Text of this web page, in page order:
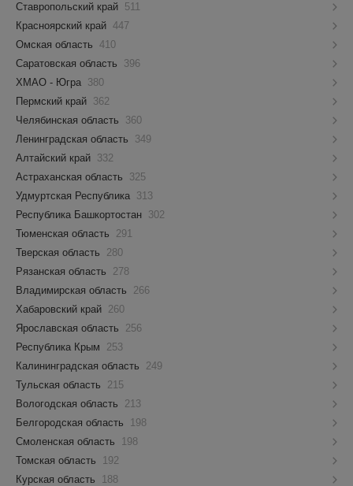
Ставропольский край 511
Красноярский край 447
Омская область 410
Саратовская область
396
ХМАО - Югра 380
Пермский край 362
Челябинская область
360
Ленинградская область
349
Алтайский край 332
Астраханская область
325
Удмуртская Республика 313
Республика Башкортостан 302
Тюменская область
291
Тверская область
280
Рязанская область
278
Владимирская область
266
Хабаровский край 260
Ярославская область
256
Республика Крым
253
Калининградская область
249
Тульская область
215
Вологодская область
213
Белгородская область
198
Смоленская область
198
Томская область
192
Курская область
188